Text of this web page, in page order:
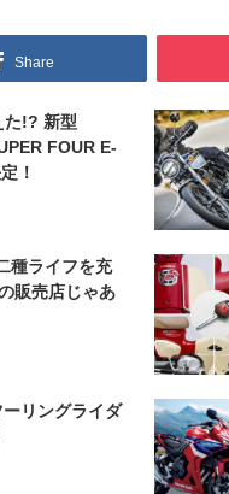
Share
た!? 新型
FOUR E-
！
種ライフを充
販売店じゃあ
リングライダ